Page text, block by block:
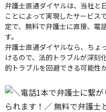
弁護士直通ダイヤルは、当社と
ことによって実現したサービス
定で、無料で弁護士に直接、電
す。
弁護士直通ダイヤルなら、ちょ
けるので、法的トラブルが深刻
的トラブルを回避できる可能性